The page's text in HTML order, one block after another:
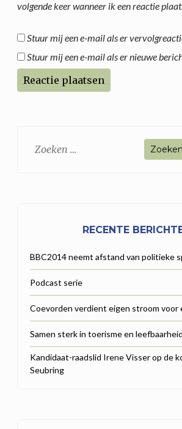
volgende keer wanneer ik een reactie
Stuur mij een e-mail als er
Stuur mij een e-mail als er nieuwe
Zoeken
RECENTE
BBC2014 neemt afstand van politieke
Podcast serie
Coevorden verdient eigen stroom voor
Samen sterk in toerisme en leefbaarheid
Kandidaat-raadslid Irene Visser op de
Seubring